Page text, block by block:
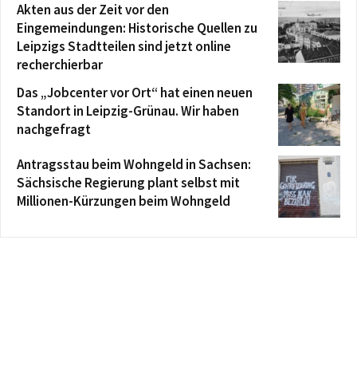
Akten aus der Zeit vor den
Eingemeindungen: Historische Quellen zu
Leipzigs Stadtteilen sind jetzt online
recherchierbar
Das „Jobcenter vor Ort“ hat einen neuen
Standort in Leipzig-Grünau. Wir haben
nachgefragt
Antragsstau beim Wohngeld in Sachsen:
Sächsische Regierung plant selbst mit
Millionen-Kürzungen beim Wohngeld